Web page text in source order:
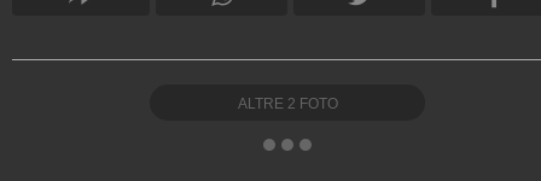
ALTRE 2 FOTO